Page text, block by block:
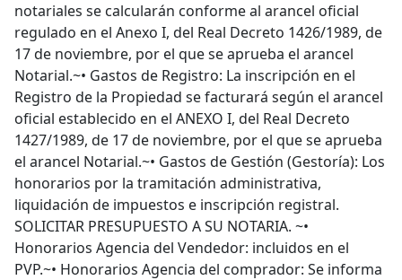
notariales se calcularán conforme al arancel oficial
regulado en el Anexo I, del Real Decreto 1426/1989, de
17 de noviembre, por el que se aprueba el arancel
Notarial.~• Gastos de Registro: La inscripción en el
Registro de la Propiedad se facturará según el arancel
oficial establecido en el ANEXO I, del Real Decreto
1427/1989, de 17 de noviembre, por el que se aprueba
el arancel Notarial.~• Gastos de Gestión (Gestoría): Los
honorarios por la tramitación administrativa,
liquidación de impuestos e inscripción registral.
SOLICITAR PRESUPUESTO A SU NOTARIA. ~•
Honorarios Agencia del Vendedor: incluidos en el
PVP.~• Honorarios Agencia del comprador: Se informa